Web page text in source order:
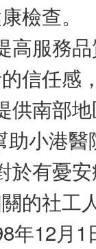
檢查。
高服務
信任感
供南部
助小港
於有憂
的社工
年12月1